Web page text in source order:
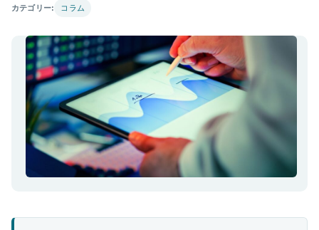
カテゴリー: コラム